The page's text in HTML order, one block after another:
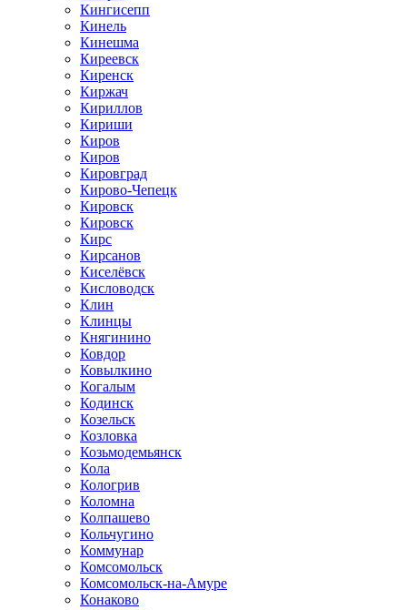
Кингисепп
Кинель
Кинешма
Киреевск
Киренск
Киржач
Кириллов
Кириши
Киров
Киров
Кировград
Кирово-Чепецк
Кировск
Кировск
Кирс
Кирсанов
Киселёвск
Кисловодск
Клин
Клинцы
Княгинино
Ковдор
Ковылкино
Когалым
Кодинск
Козельск
Козловка
Козьмодемьянск
Кола
Кологрив
Коломна
Колпашево
Кольчугино
Коммунар
Комсомольск
Комсомольск-на-Амуре
Конаково